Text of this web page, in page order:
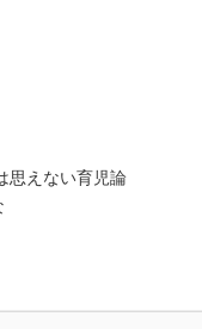
思えない育児論